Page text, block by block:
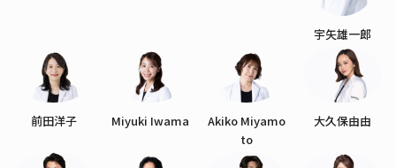
宇矢雄一郎
前田洋子 Miyuki Iwama
Akiko Miyamo
to
大久保由由